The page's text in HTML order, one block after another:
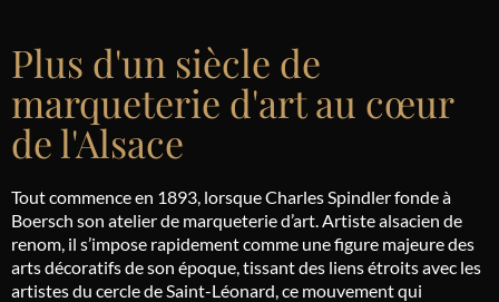
Plus d'un siècle de
marqueterie d'art au cœur
de l'Alsace
Tout commence en 1893, lorsque Charles Spindler fonde à
Boersch son atelier de marqueterie d’art. Artiste alsacien de
renom, il s’impose rapidement comme une figure majeure des
arts décoratifs de son époque, tissant des liens étroits avec les
artistes du cercle de Saint-Léonard, ce mouvement qui